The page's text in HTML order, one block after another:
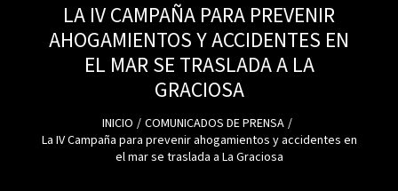
LA IV CAMPAÑA PARA PREVENIR
AHOGAMIENTOS Y ACCIDENTES EN
EL MAR SE TRASLADA A LA
GRACIOSA
INICIO
COMUNICADOS DE PRENSA
La IV Campaña para prevenir ahogamientos y accidentes en
el mar se traslada a La Graciosa